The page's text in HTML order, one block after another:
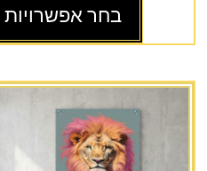
בחר אפשרויות